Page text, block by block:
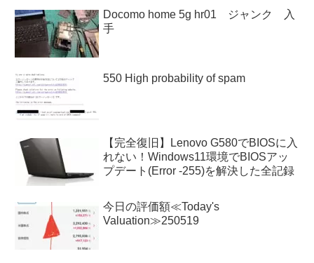
Docomo home 5g hr01 ジャンク 入
手
550 High probability of spam
【完全復旧】Lenovo G580でBIOSに入
れない！Windows11環境でBIOSアッ
プデート(Error -255)を解決した全記録
今日の評価額≪Today's
Valuation≫250519